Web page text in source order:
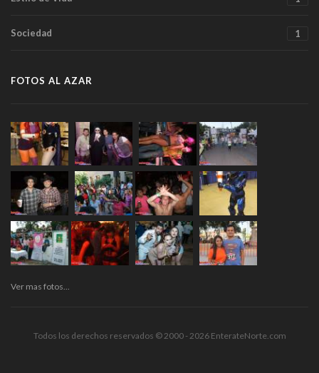
Sociedad 1
FOTOS AL AZAR
Ver mas fotos...
Todos los derechos reservados © 2000 - 2026 EnterateNorte.com